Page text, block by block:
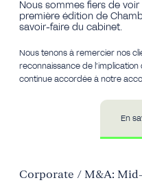
Nous sommes fiers de
première édition de
savoir-faire du cabinet.
Nous tenons à remercier nos
reconnaissance de
continue accordée à notre
En
Corporate / M&A: